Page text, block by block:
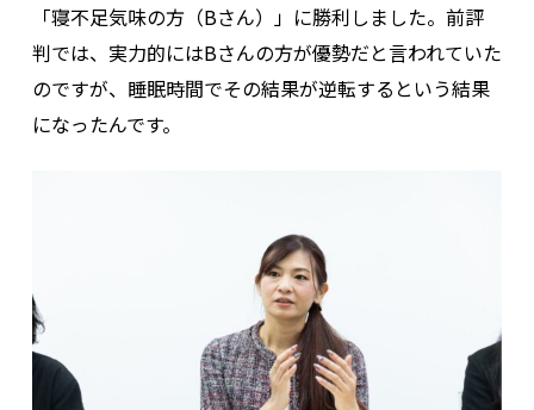
「寝不足気味の方（Bさん）」に勝利しました。前評
判では、実力的にはBさんの方が優勢だと言われていた
のですが、睡眠時間でその結果が逆転するという結果
になったんです。